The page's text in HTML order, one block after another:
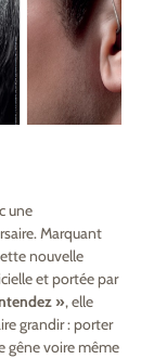
une
Marquant
nouvelle
et portée par
», elle
grandir : porter
gêne voire même